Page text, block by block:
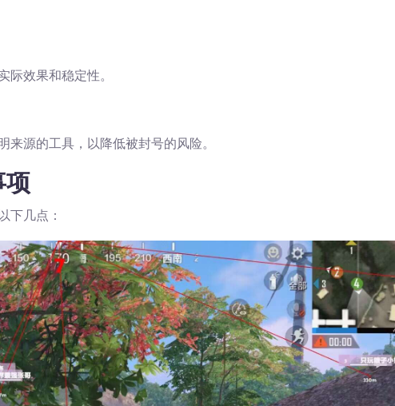
际效果和稳定性。
源的工具，以降低被封号的风险。
项
下几点：